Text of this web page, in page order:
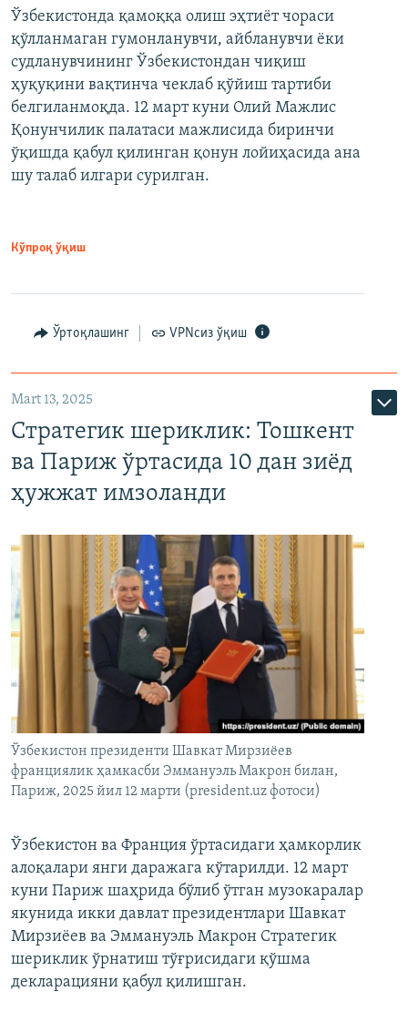
Ўзбекистонда қамоққа олиш эҳтиёт чораси
қўлланмаган гумонланувчи, айбланувчи ёки
судланувчининг Ўзбекистондан чиқиш
ҳуқуқини вақтинча чеклаб қўйиш тартиби
белгиланмоқда. 12 март куни Олий Мажлис
Қонунчилик палатаси мажлисида биринчи
ўқишда қабул қилинган қонун лойиҳасида ана
шу талаб илгари сурилган.
Кўпроқ ўқиш
Ўртоқлашинг VPNсиз ўқиш
Mart 13, 2025
Стратегик шериклик: Тошкент
ва Париж ўртасида 10 дан зиёд
ҳужжат имзоланди
Ўзбекистон президенти Шавкат Мирзиёев
франциялик ҳамкасби Эммануэль Макрон билан,
Париж, 2025 йил 12 марти (president.uz фотоси)
Ўзбекистон ва Франция ўртасидаги ҳамкорлик
алоқалари янги даражага кўтарилди. 12 март
куни Париж шаҳрида бўлиб ўтган музокаралар
якунида икки давлат президентлари Шавкат
Мирзиёев ва Эммануэль Макрон Стратегик
шериклик ўрнатиш тўғрисидаги қўшма
декларацияни қабул қилишган.